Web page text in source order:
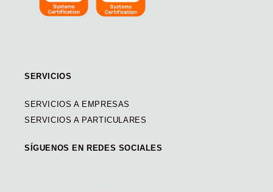
SERVICIOS
SERVICIOS A EMPRESAS
SERVICIOS A PARTICULARES
SÍGUENOS EN REDES SOCIALES